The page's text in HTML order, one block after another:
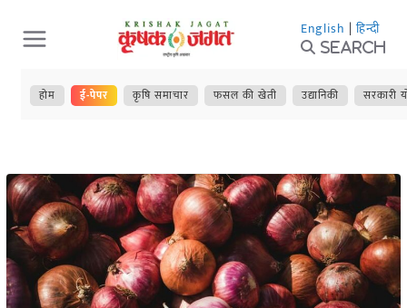
Skip
to
content
English | हिन्दी
Search
होम ई-पेपर कृषि समाचार फसल की खेती उद्यानिकी सरकारी